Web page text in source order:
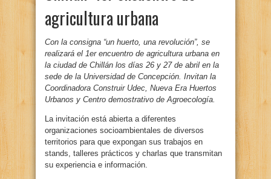
agricultura urbana
Con la consigna “un huerto, una revolución”, se
realizará el 1er encuentro de agricultura urbana en
la ciudad de Chillán los días 26 y 27 de abril en la
sede de la Universidad de Concepción. Invitan la
Coordinadora Construir Udec, Nueva Era Huertos
Urbanos y Centro demostrativo de Agroecología.
La invitación está abierta a diferentes
organizaciones socioambientales de diversos
territorios para que expongan sus trabajos en
stands, talleres prácticos y charlas que transmitan
su experiencia e información.